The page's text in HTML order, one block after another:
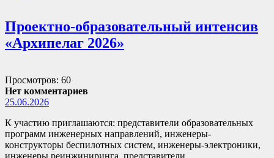
Проектно-образовательный интенсив
«Архипелаг 2026»
Просмотров: 60
Нет комментариев
25.06.2026
К участию приглашаются: представители образовательных
программ инженерных направлений, инженеры-
конструкторы беспилотных систем, инженеры-электроники,
инженеры реинжиниринга, представители